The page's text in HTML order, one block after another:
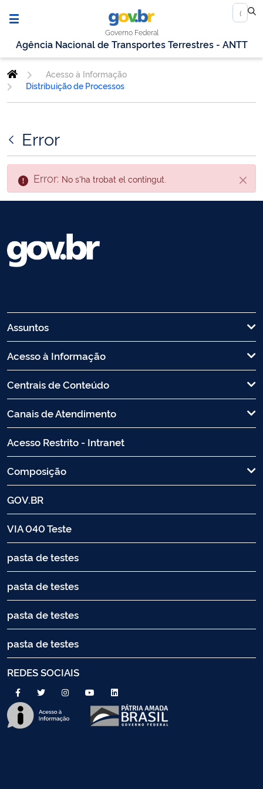
Governo Federal
Agência Nacional de Transportes Terrestres - ANTT
Acesso à Informação
Distribuição de Processos
Error
Tanca
Error: No s'ha trobat el contingut.
Assuntos
Acesso à Informação
Centrais de Conteúdo
Canais de Atendimento
Acesso Restrito - Intranet
Composição
GOV.BR
VIA 040 Teste
pasta de testes
pasta de testes
pasta de testes
pasta de testes
REDES SOCIAIS